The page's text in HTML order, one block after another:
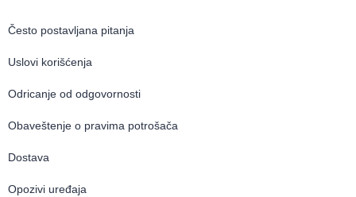
Često postavljana pitanja
Uslovi korišćenja
Odricanje od odgovornosti
Obaveštenje o pravima potrošača
Dostava
Opozivi uređaja